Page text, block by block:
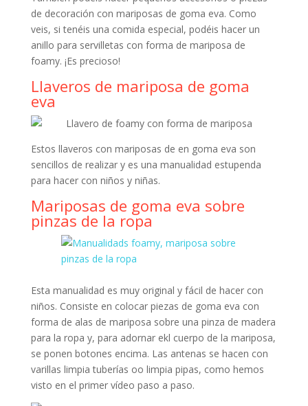
de decoración con mariposas de goma eva. Como
veis, si tenéis una comida especial, podéis hacer un
anillo para servilletas con forma de mariposa de
foamy. ¡Es precioso!
Llaveros de mariposa de goma
eva
Estos llaveros con mariposas de en goma eva son
sencillos de realizar y es una manualidad estupenda
para hacer con niños y niñas.
Mariposas de goma eva sobre
pinzas de la ropa
Esta manualidad es muy original y fácil de hacer con
niños. Consiste en colocar piezas de goma eva con
forma de alas de mariposa sobre una pinza de madera
para la ropa y, para adornar ekl cuerpo de la mariposa,
se ponen botones encima. Las antenas se hacen con
varillas limpia tuberías oo limpia pipas, como hemos
visto en el primer vídeo paso a paso.